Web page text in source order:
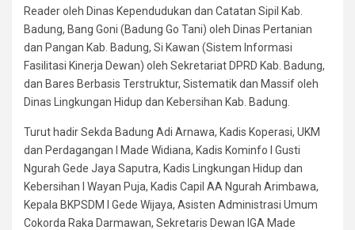
Reader oleh Dinas Kependudukan dan Catatan Sipil Kab.
Badung, Bang Goni (Badung Go Tani) oleh Dinas Pertanian
dan Pangan Kab. Badung, Si Kawan (Sistem Informasi
Fasilitasi Kinerja Dewan) oleh Sekretariat DPRD Kab. Badung,
dan Bares Berbasis Terstruktur, Sistematik dan Massif oleh
Dinas Lingkungan Hidup dan Kebersihan Kab. Badung.
Turut hadir Sekda Badung Adi Arnawa, Kadis Koperasi, UKM
dan Perdagangan I Made Widiana, Kadis Kominfo I Gusti
Ngurah Gede Jaya Saputra, Kadis Lingkungan Hidup dan
Kebersihan I Wayan Puja, Kadis Capil AA Ngurah Arimbawa,
Kepala BKPSDM I Gede Wijaya, Asisten Administrasi Umum
Cokorda Raka Darmawan, Sekretaris Dewan IGA Made